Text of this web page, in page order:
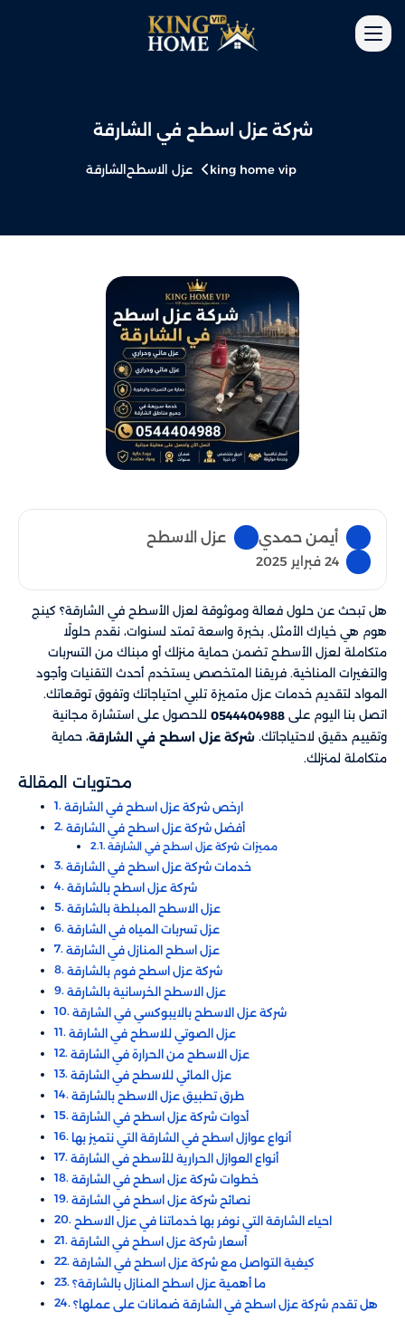
شركة عزل اسطح في الشارقة
king home vip عزل الاسطحالشارقة
أيمن حمدي عزل الاسطح
24 فبراير 2025
هل تبحث عن حلول فعالة وموثوقة لعزل الأسطح في الشارقة؟ كينج
هوم هي خيارك الأمثل. بخبرة واسعة تمتد لسنوات، نقدم حلولًا
متكاملة لعزل الأسطح تضمن حماية منزلك أو مبناك من التسربات
والتغيرات المناخية. فريقنا المتخصص يستخدم أحدث التقنيات وأجود
المواد لتقديم خدمات عزل متميزة تلبي احتياجاتك وتفوق توقعاتك.
اتصل بنا اليوم على 0544404988 للحصول على استشارة مجانية
وتقييم دقيق لاحتياجاتك. شركة عزل اسطح في الشارقة، حماية
متكاملة لمنزلك.
محتويات المقالة
ارخص شركة عزل اسطح في الشارقة
أفضل شركة عزل اسطح في الشارقة
مميزات شركة عزل اسطح في الشارقة
خدمات شركة عزل اسطح في الشارقة
شركة عزل اسطح بالشارقة
عزل الاسطح المبلطة بالشارقة
عزل تسربات المياه في الشارقة
عزل اسطح المنازل في الشارقة
شركة عزل اسطح فوم بالشارقة
عزل الاسطح الخرسانية بالشارقة
شركة عزل الاسطح بالايبوكسي في الشارقة
عزل الصوتي للاسطح في الشارقة
عزل الاسطح من الحرارة في الشارقة
عزل المائي للاسطح في الشارقة
طرق تطبيق عزل الاسطح بالشارقة
أدوات شركة عزل اسطح في الشارقة
أنواع عوازل اسطح في الشارقة التي نتميز بها
أنواع العوازل الحرارية للأسطح في الشارقة
خطوات شركة عزل اسطح في الشارقة
نصائح شركة عزل اسطح في الشارقة
احياء الشارقة التي نوفر بها خدماتنا في عزل الاسطح
أسعار شركة عزل اسطح في الشارقة
كيغية التواصل مع شركة عزل اسطح في الشارقة
ما أهمية عزل اسطح المنازل بالشارقة؟
هل تقدم شركة عزل اسطح في الشارقة ضمانات على عملها؟